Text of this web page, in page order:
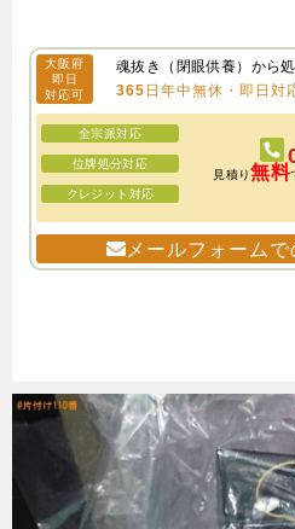
大阪府
即日
対応可
魂抜き（閉眼供養）から
365日年中無休・即日対
全宗派対応
位牌処分対応
クレジット対応
見積り無料
メールフォーム